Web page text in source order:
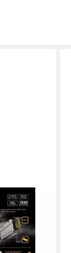
Metall
HDMI, (180
4K 3D
PC